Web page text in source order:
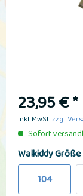
23,95 € *
inkl. MwSt.zzgl.
Sofort
Walkiddy Größe
104